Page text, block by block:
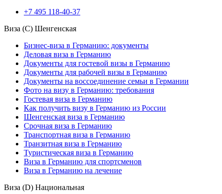
+7 495 118-40-37
Виза (C) Шенгенская
Бизнес-виза в Германию: документы
Деловая виза в Германию
Документы для гостевой визы в Германию
Документы для рабочей визы в Германию
Документы на воссоединение семьи в Германии
Фото на визу в Германию: требования
Гостевая виза в Германию
Как получить визу в Германию из России
Шенгенская виза в Германию
Срочная виза в Германию
Транспортная виза в Германию
Транзитная виза в Германию
Туристическая виза в Германию
Виза в Германию для спортсменов
Виза в Германию на лечение
Виза (D) Национальная